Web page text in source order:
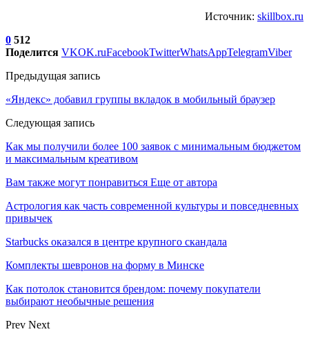
Источник: skillbox.ru
0 512
Поделится VKOK.ruFacebookTwitterWhatsAppTelegramViber
Предыдущая запись
«Яндекс» добавил группы вкладок в мобильный браузер
Следующая запись
Как мы получили более 100 заявок с минимальным бюджетом
и максимальным креативом
Вам также могут понравиться Еще от автора
Астрология как часть современной культуры и повседневных
привычек
Starbucks оказался в центре крупного скандала
Комплекты шевронов на форму в Минске
Как потолок становится брендом: почему покупатели
выбирают необычные решения
Prev Next